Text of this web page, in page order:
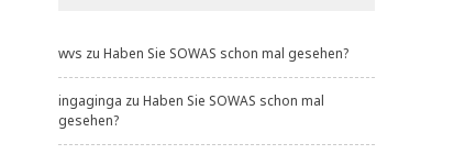
wvs zu Haben Sie SOWAS schon mal gesehen?
ingaginga zu Haben Sie SOWAS schon mal
gesehen?